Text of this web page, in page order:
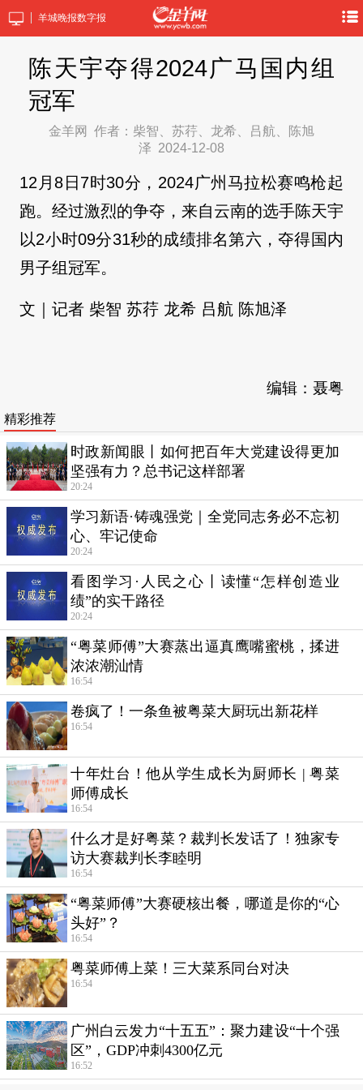
羊城晚报数字报
陈天宇夺得2024广马国内组
冠军
金羊网
作者：柴智、苏荇、龙希、吕航、陈旭
泽 2024-12-08
12月8日7时30分，2024广州马拉松赛鸣枪起
跑。经过激烈的争夺，来自云南的选手陈天宇
以2小时09分31秒的成绩排名第六，夺得国内
男子组冠军。
文｜记者 柴智 苏荇 龙希 吕航 陈旭泽
编辑：聂粤
精彩推荐